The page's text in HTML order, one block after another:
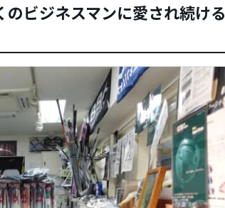
ビジネスマンに愛され続ける